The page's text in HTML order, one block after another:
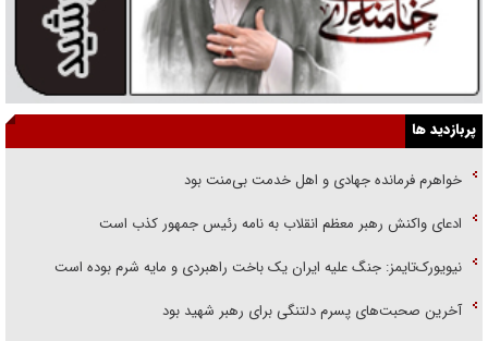
پربازدید ها
خواهرم فرمانده جهادی و اهل خدمت بی‌منت بود
ادعای واکنش رهبر معظم انقلاب به نامه رئیس جمهور کذب است
نیویورک‌تایمز: جنگ علیه ایران یک باخت راهبردی و مایه شرم بوده است
آخرین صحبت‌های پسرم دلتنگی برای رهبر شهید بود